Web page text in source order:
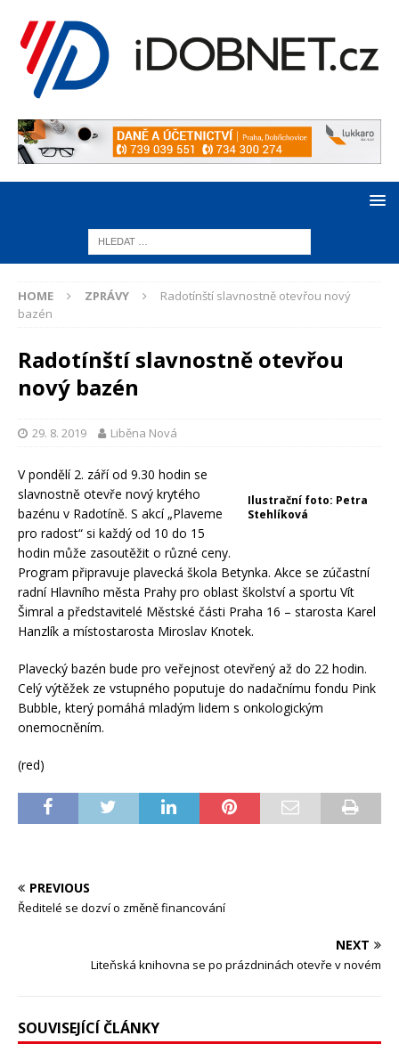
HOME ZPRÁVY
Radotínští slavnostně otevřou nový
bazén
Radotínští slavnostně otevřou
nový bazén
29. 8. 2019 Liběna Nová
Ilustrační foto: Petra
Stehlíková
V pondělí 2. září od 9.30 hodin se
slavnostně otevře nový krytého
bazénu v Radotíně. S akcí „Plaveme
pro radost“ si každý od 10 do 15
hodin může zasoutěžit o různé ceny.
Program připravuje plavecká škola Betynka. Akce se zúčastní
radní Hlavního města Prahy pro oblast školství a sportu Vít
Šimral a představitelé Městské části Praha 16 – starosta Karel
Hanzlík a místostarosta Miroslav Knotek.
Plavecký bazén bude pro veřejnost otevřený až do 22 hodin.
Celý výtěžek ze vstupného poputuje do nadačnímu fondu Pink
Bubble, který pomáhá mladým lidem s onkologickým
onemocněním.
(red)
PREVIOUS
Ředitelé se dozví o změně financování
NEXT
Liteňská knihovna se po prázdninách otevře v novém
SOUVISEJÍCÍ ČLÁNKY